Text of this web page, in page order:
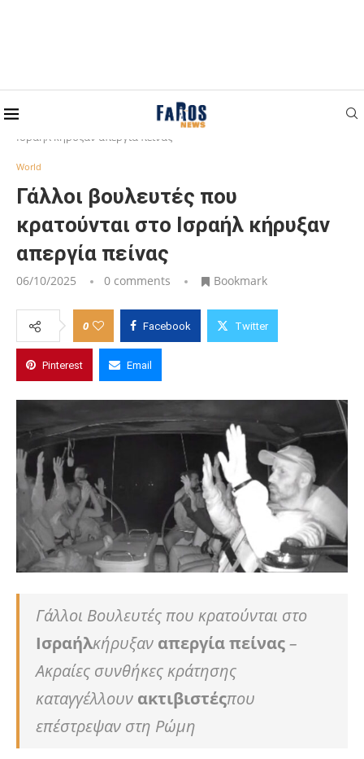
Home
Γάλλοι βουλευτές που κρατούνται στο
Ισραήλ κήρυξαν απεργία πείνας
World
Γάλλοι βουλευτές που
κρατούνται στο Ισραήλ κήρυξαν
απεργία πείνας
06/10/2025 0 comments Bookmark
0 Facebook Twitter
Pinterest Email
Γάλλοι Βουλευτές που κρατούνται στο
Ισραήλκήρυξαν απεργία πείνας–
Ακραίες συνθήκες κράτησης
καταγγέλλουν ακτιβιστέςπου
επέστρεψαν στη Ρώμη